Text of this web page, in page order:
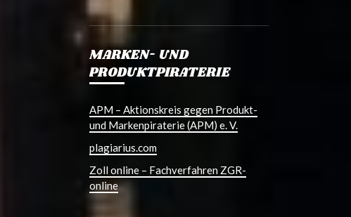
MARKEN- UND
PRODUKTPIRATERIE
APM – Aktionskreis gegen Produkt-
und Markenpiraterie (APM) e. V.
plagiarius.com
Zoll online – Fachverfahren ZGR-
online